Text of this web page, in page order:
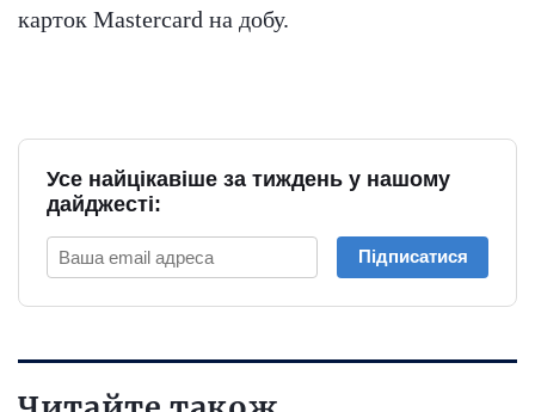
карток Masterсard на добу.
Усе найцікавіше за тиждень у нашому
дайджесті:
Підписатися